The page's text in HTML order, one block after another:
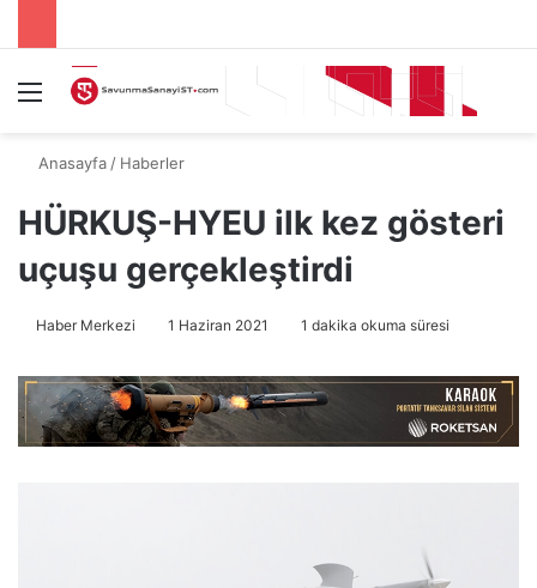
Menü
Anasayfa / Haberler
HÜRKUŞ-HYEU ilk kez gösteri
uçuşu gerçekleştirdi
Haber Merkezi 1 Haziran 2021 1 dakika okuma süresi